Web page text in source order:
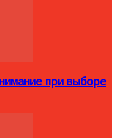
при выборе